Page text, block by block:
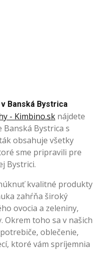
Banská Bystrica
- Kimbino.sk nájdete
Bystrica s
obsahuje všetky
sme pripravili pre
Bystrici.
kvalitné produkty
zahŕňa široký
ovocia a zeleniny,
Okrem toho sa v našich
oblečenie,
ktoré vám spríjemnia